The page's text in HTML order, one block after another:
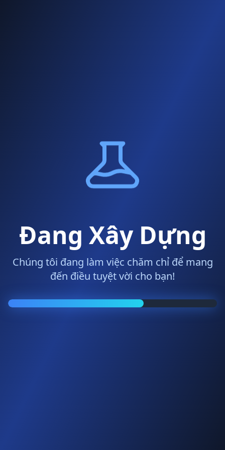
Đang Xây Dựng
Chúng tôi đang làm việc chăm chỉ để mang
đến điều tuyệt vời cho bạn!